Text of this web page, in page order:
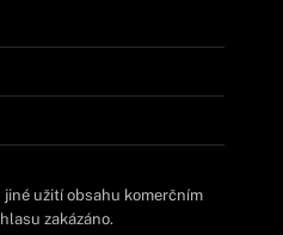
užití obsahu komerčním
zakázáno.